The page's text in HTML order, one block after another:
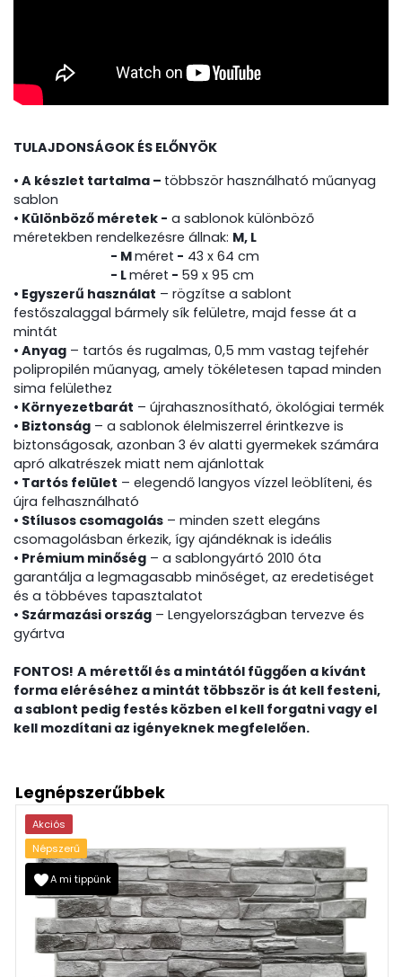
TULAJDONSÁGOK ÉS ELŐNYÖK
• A készlet tartalma – többször használható műanyag
sablon
• Különböző méretek - a sablonok különböző
méretekben rendelkezésre állnak: M, L
- Mméret - 43 x 64 cm
- Lméret - 59 x 95 cm
• Egyszerű használat – rögzítse a sablont
festőszalaggal bármely sík felületre, majd fesse át a
mintát
• Anyag – tartós és rugalmas, 0,5 mm vastag tejfehér
polipropilén műanyag, amely tökéletesen tapad minden
sima felülethez
• Környezetbarát – újrahasznosítható, ökológiai termék
• Biztonság – a sablonok élelmiszerrel érintkezve is
biztonságosak, azonban 3 év alatti gyermekek számára
apró alkatrészek miatt nem ajánlottak
• Tartós felület – elegendő langyos vízzel leöblíteni, és
újra felhasználható
• Stílusos csomagolás – minden szett elegáns
csomagolásban érkezik, így ajándéknak is ideális
• Prémium minőség – a sablongyártó 2010 óta
garantálja a legmagasabb minőséget, az eredetiséget
és a többéves tapasztalatot
• Származási ország – Lengyelországban tervezve és
gyártva
FONTOS! A mérettől és a mintától függően a kívánt
forma eléréséhez a mintát többször is át kell festeni,
a sablont pedig festés közben el kell forgatni vagy el
kell mozdítani az igényeknek megfelelően.
Legnépszerűbbek
Akciós
Népszerű
A mi tippünk